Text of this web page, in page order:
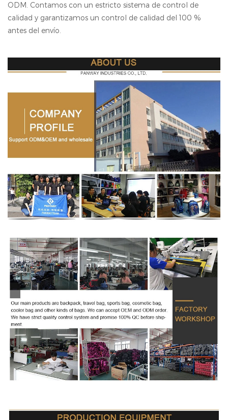
ODM. Contamos con un estricto sistema de control de
calidad y garantizamos un control de calidad del 100 %
antes del envío.